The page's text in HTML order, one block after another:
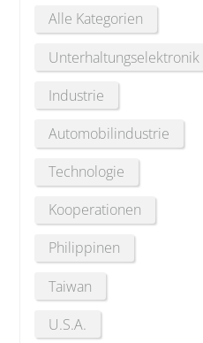
Alle Kategorien
Unterhaltungselektronik
Industrie
Automobilindustrie
Technologie
Kooperationen
Philippinen
Taiwan
U.S.A.